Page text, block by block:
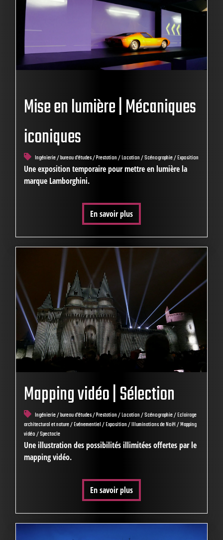
Mise en lumière | Mécaniques
iconiques
Ingénierie / bureau d'études / Prestation / Location / Scénographie / Exposition
Une exposition temporaire pour mettre en lumière la
marque Lamborghini.
En savoir plus
Mapping vidéo | Sélection
Ingénierie / bureau d'études / Prestation / Location / Scénographie / Eclairage
architectural et nature / Evénementiel / Exposition / Illuminations de Noël / Mapping
vidéo / Spectacle
Une illustration des possibilités illimitées offertes par le
mapping vidéo.
En savoir plus